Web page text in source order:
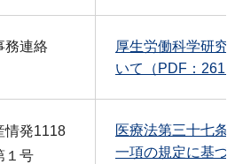
務連絡
厚生労働科学研究
いて（PDF：
情発1118
１号
医療法第三十七条
一項の規定に基づ